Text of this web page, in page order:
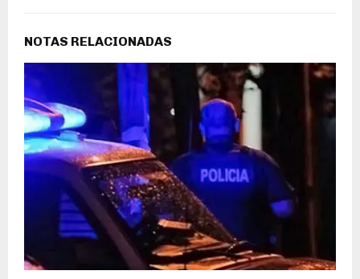
NOTAS RELACIONADAS